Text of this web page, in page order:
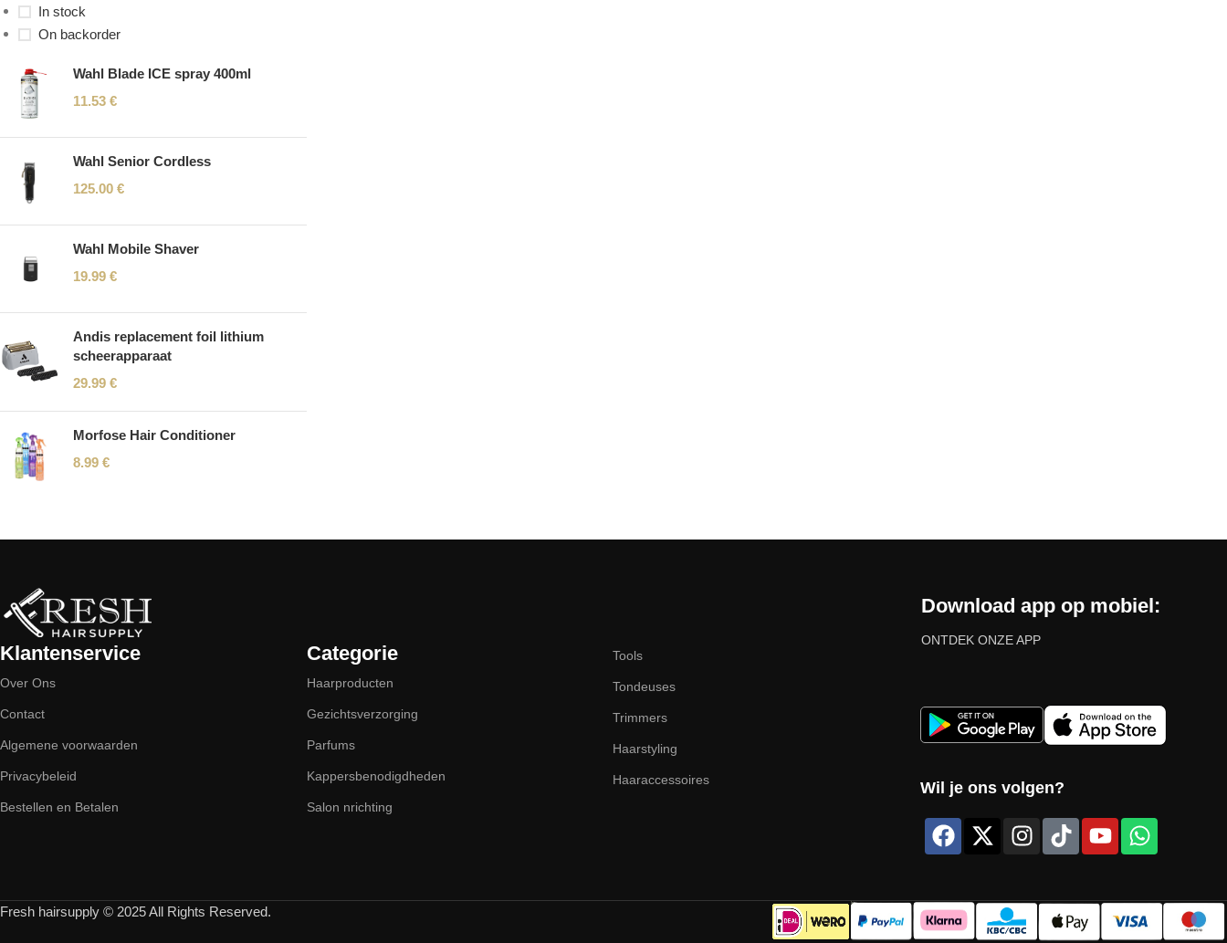
In stock
On backorder
Wahl Blade ICE spray 400ml
11.53 €
Wahl Senior Cordless
125.00 €
Wahl Mobile Shaver
19.99 €
Andis replacement foil lithium
scheerapparaat
29.99 €
Morfose Hair Conditioner
8.99 €
Klantenservice
Over Ons
Contact
Algemene voorwaarden
Privacybeleid
Bestellen en Betalen
Categorie
Haarproducten
Gezichtsverzorging
Parfums
Kappersbenodigdheden
Salon nrichting
Tools
Tondeuses
Trimmers
Haarstyling
Haaraccessoires
Download app op mobiel:
ONTDEK ONZE APP
Wil je ons volgen?
Fresh hairsupply © 2025 All Rights Reserved.